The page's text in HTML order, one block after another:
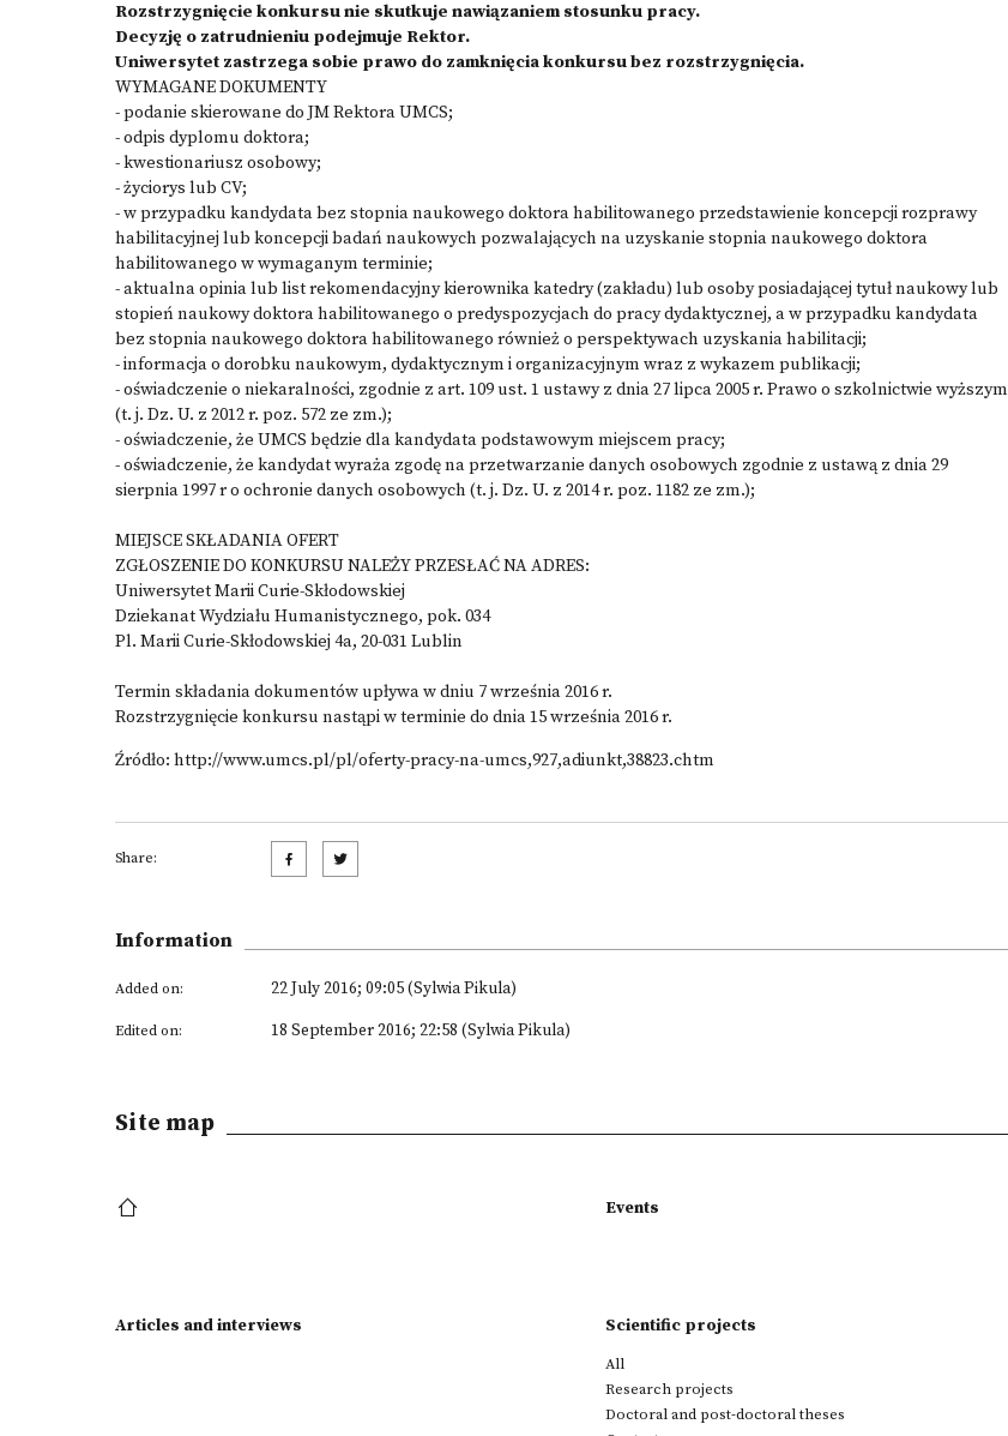
Rozstrzygnięcie konkursu nie skutkuje nawiązaniem stosunku pracy.
Decyzję o zatrudnieniu podejmuje Rektor.
Uniwersytet zastrzega sobie prawo do zamknięcia konkursu bez rozstrzygnięcia.
WYMAGANE DOKUMENTY
- podanie skierowane do JM Rektora UMCS;
- odpis dyplomu doktora;
- kwestionariusz osobowy;
- życiorys lub CV;
- w przypadku kandydata bez stopnia naukowego doktora habilitowanego przedstawienie koncepcji rozprawy
habilitacyjnej lub koncepcji badań naukowych pozwalających na uzyskanie stopnia naukowego doktora
habilitowanego w wymaganym terminie;
- aktualna opinia lub list rekomendacyjny kierownika katedry (zakładu) lub osoby posiadającej tytuł naukowy lub
stopień naukowy doktora habilitowanego o predyspozycjach do pracy dydaktycznej, a w przypadku kandydata
bez stopnia naukowego doktora habilitowanego również o perspektywach uzyskania habilitacji;
- informacja o dorobku naukowym, dydaktycznym i organizacyjnym wraz z wykazem publikacji;
- oświadczenie o niekaralności, zgodnie z art. 109 ust. 1 ustawy z dnia 27 lipca 2005 r. Prawo o szkolnictwie wyższym
(t. j. Dz. U. z 2012 r. poz. 572 ze zm.);
- oświadczenie, że UMCS będzie dla kandydata podstawowym miejscem pracy;
- oświadczenie, że kandydat wyraża zgodę na przetwarzanie danych osobowych zgodnie z ustawą z dnia 29
sierpnia 1997 r o ochronie danych osobowych (t. j. Dz. U. z 2014 r. poz. 1182 ze zm.);
MIEJSCE SKŁADANIA OFERT
ZGŁOSZENIE DO KONKURSU NALEŻY PRZESŁAĆ NA ADRES:
Uniwersytet Marii Curie-Skłodowskiej
Dziekanat Wydziału Humanistycznego, pok. 034
Pl. Marii Curie-Skłodowskiej 4a, 20-031 Lublin
Termin składania dokumentów upływa w dniu 7 września 2016 r.
Rozstrzygnięcie konkursu nastąpi w terminie do dnia 15 września 2016 r.
Źródło: http://www.umcs.pl/pl/oferty-pracy-na-umcs,927,adiunkt,38823.chtm
Share:
Information
Added on: 22 July 2016; 09:05 (Sylwia Pikula)
Edited on: 18 September 2016; 22:58 (Sylwia Pikula)
Site map
Events
Articles and interviews Scientific projects
All
Research projects
Doctoral and post-doctoral theses